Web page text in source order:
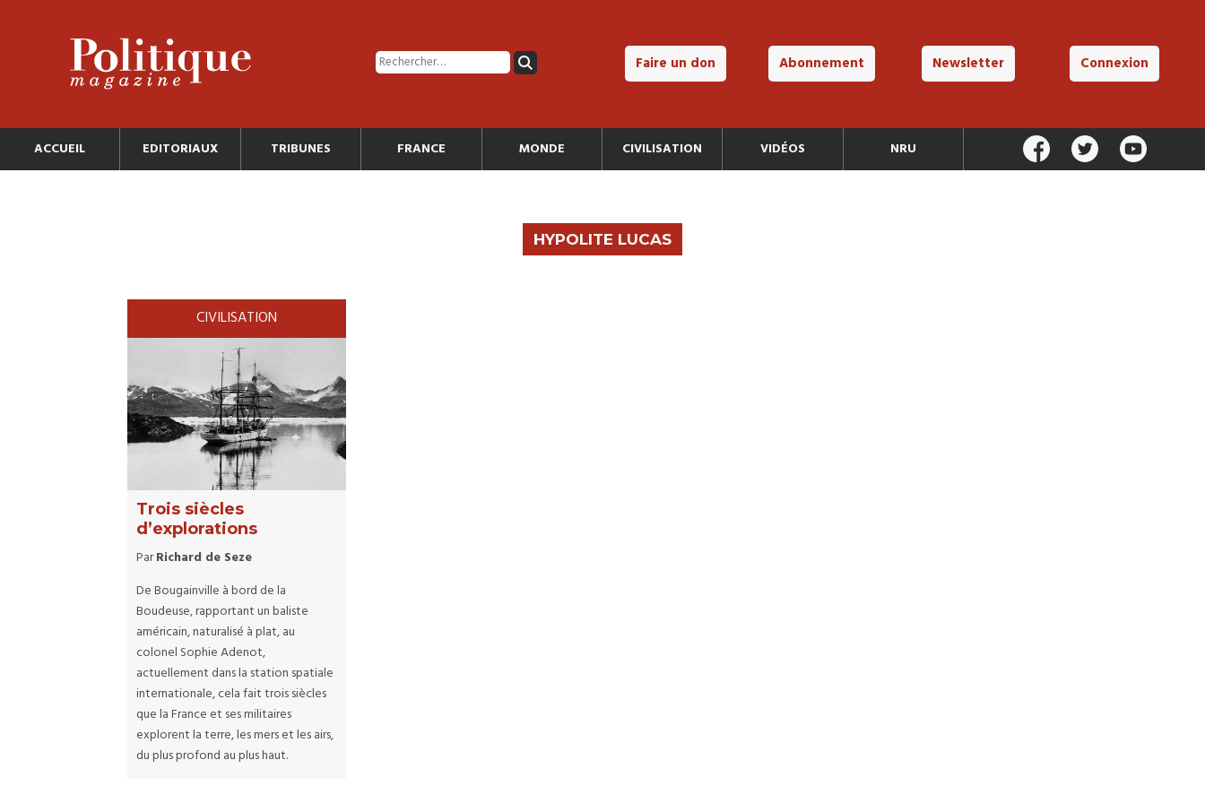
Faire un don Abonnement Newsletter Connexion
ACCUEIL EDITORIAUX TRIBUNES FRANCE MONDE CIVILISATION VIDÉOS NRU
HYPOLITE LUCAS
CIVILISATION
Trois siècles
d’explorations
ParRichard de Seze
De Bougainville à bord de la
Boudeuse, rapportant un baliste
américain, naturalisé à plat, au
colonel Sophie Adenot,
actuellement dans la station spatiale
internationale, cela fait trois siècles
que la France et ses militaires
explorent la terre, les mers et les airs,
du plus profond au plus haut.